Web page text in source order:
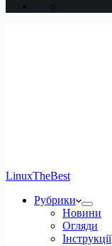
LinuxTheBest
Рубрики
Новини
Огляди
Інструкції